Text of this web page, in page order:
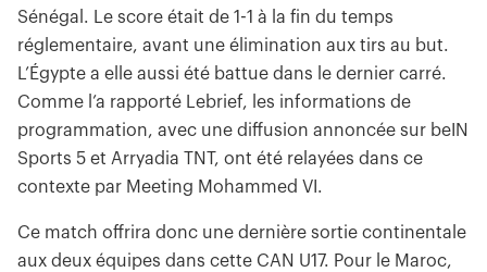
Sénégal. Le score était de 1-1 à la fin du temps
réglementaire, avant une élimination aux tirs au but.
L’Égypte a elle aussi été battue dans le dernier carré.
Comme l’a rapporté Lebrief, les informations de
programmation, avec une diffusion annoncée sur beIN
Sports 5 et Arryadia TNT, ont été relayées dans ce
contexte par Meeting Mohammed VI.
Ce match offrira donc une dernière sortie continentale
aux deux équipes dans cette CAN U17. Pour le Maroc,